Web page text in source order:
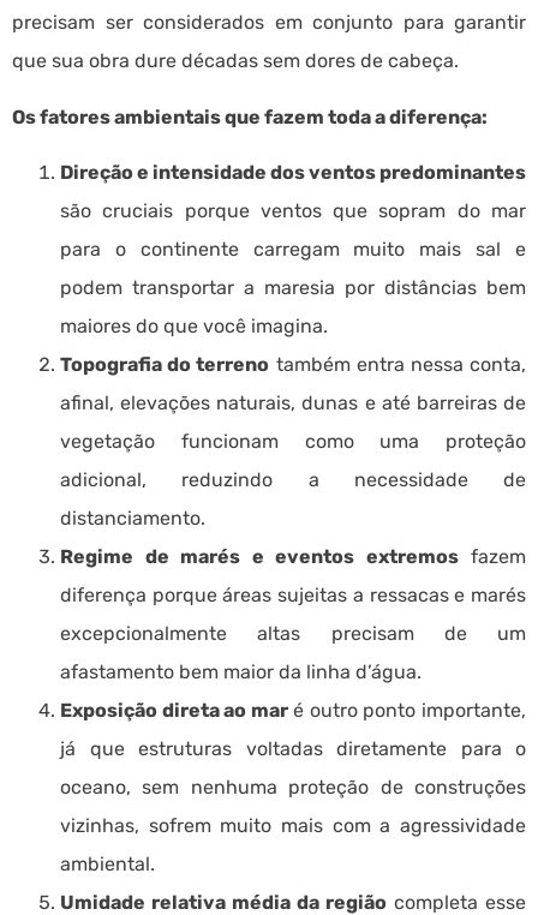
precisam ser considerados em conjunto para garantir
que sua obra dure décadas sem dores de cabeça.
Os fatores ambientais que fazem toda a diferença:
Direção e intensidade dos ventos predominantes
são cruciais porque ventos que sopram do mar
para o continente carregam muito mais sal e
podem transportar a maresia por distâncias bem
maiores do que você imagina.
Topografia do terreno também entra nessa conta,
afinal, elevações naturais, dunas e até barreiras de
vegetação funcionam como uma proteção
adicional, reduzindo a necessidade de
distanciamento.
Regime de marés e eventos extremosfazem
diferença porque áreas sujeitas a ressacas e marés
excepcionalmente altas precisam de um
afastamento bem maior da linha d’água.
Exposição direta ao maré outro ponto importante,
já que estruturas voltadas diretamente para o
oceano, sem nenhuma proteção de construções
vizinhas, sofrem muito mais com a agressividade
ambiental.
Umidade relativa média da região completa esse